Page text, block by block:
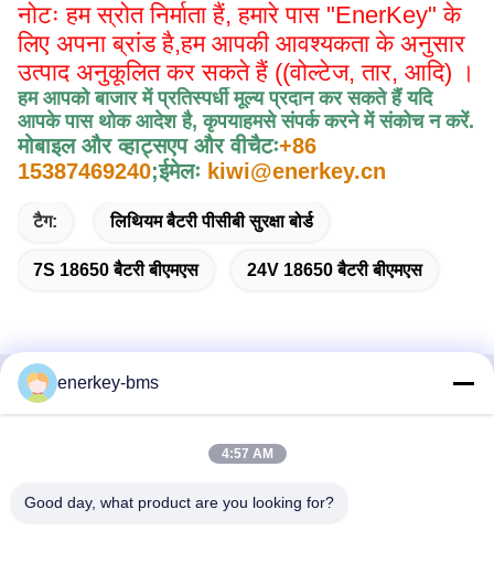
नोटः हम स्रोत निर्माता हैं, हमारे पास "EnerKey" के
लिए अपना ब्रांड है,हम आपकी आवश्यकता के अनुसार
उत्पाद अनुकूलित कर सकते हैं ((वोल्टेज, तार, आदि) ।
हम आपको बाजार में प्रतिस्पर्धी मूल्य प्रदान कर सकते हैं यदि
आपके पास थोक आदेश है, कृपयाहमसे संपर्क करने में संकोच न करें.
मोबाइल और व्हाट्सएप और वीचैटः+86
15387469240;ईमेलः kiwi@enerkey.cn
टैग: लिथियम बैटरी पीसीबी सुरक्षा बोर्ड
7S 18650 बैटरी बीएमएस 24V 18650 बैटरी बीएमएस
त्वरित संपर्क
क्षेत्र ए, 9वीं मंजिल, भवन जी, गुआंचेंग कम कार्बन औद्योगिक पार्क, शांगकुन
समुदाय, गुआंगमिंग स्ट्रीट, गुआंगमिंग जिला, शेन्ज़ेन, चीन, 518106
enerkey-bms
4:57 AM
Good day, what product are you looking for?